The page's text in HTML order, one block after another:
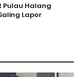
Pulau Halang
Lapor